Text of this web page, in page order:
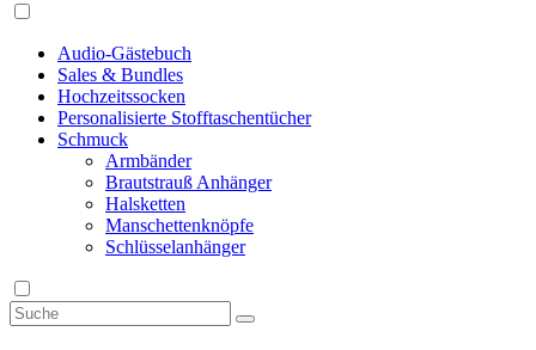
Audio-Gästebuch
Sales & Bundles
Hochzeitssocken
Personalisierte Stofftaschentücher
Schmuck
Armbänder
Brautstrauß Anhänger
Halsketten
Manschettenknöpfe
Schlüsselanhänger